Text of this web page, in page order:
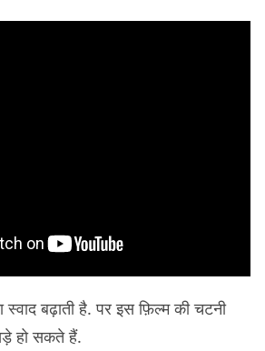
बढ़ाती है. पर इस फ़िल्म की चटनी
हो सकते हैं.